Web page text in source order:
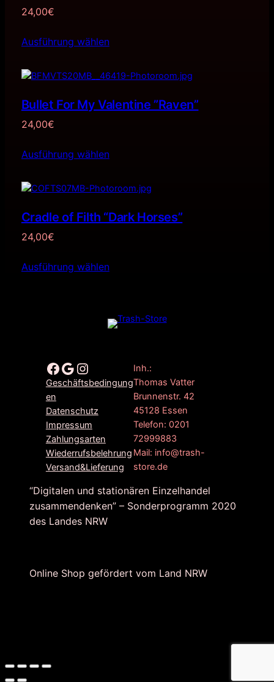
24,00€
Ausführung wählen
Bullet For My Valentine ”Raven”
24,00€
Ausführung wählen
Cradle of Filth “Dark Horses”
24,00€
Ausführung wählen
Facebook Google Instagram
Geschäftsbedingung
en
Datenschutz
Impressum
Zahlungsarten
Wiederrufsbelehrung
Versand&Lieferung
Inh.:
Thomas Vatter
Brunnenstr. 42
45128 Essen
Telefon: 0201
72999883
Mail: info@trash-
store.de
“Digitalen und stationären Einzelhandel
zusammendenken” – Sonderprogramm 2020
des Landes NRW
Online Shop gefördert vom Land NRW